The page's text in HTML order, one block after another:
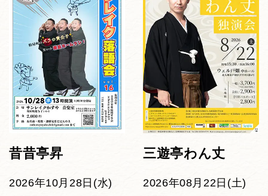
昔昔亭昇
2026年10月28日(水)
三遊亭わん丈
2026年08月22日(土)